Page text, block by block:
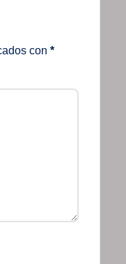
con *